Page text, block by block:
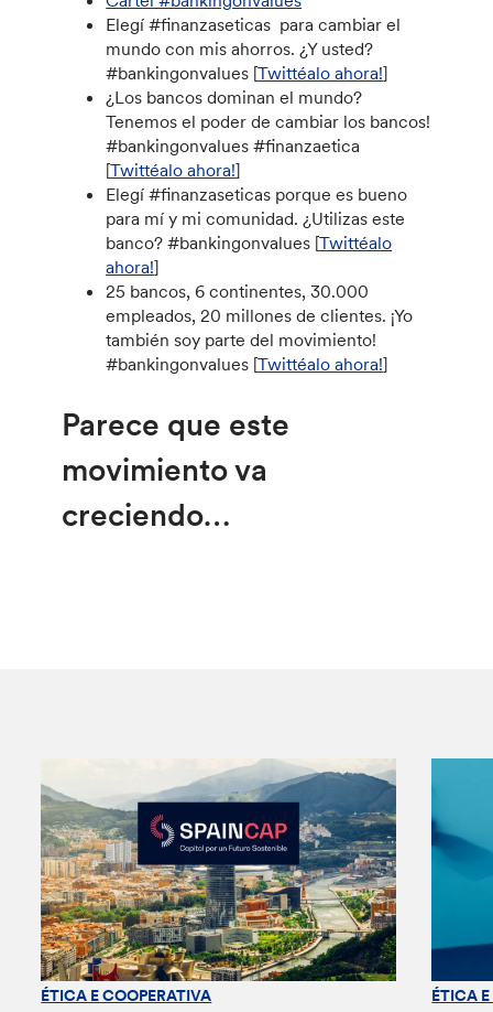
Elegí #finanzaseticas para cambiar el
mundo con mis ahorros. ¿Y usted?
#bankingonvalues ​​[Twittéalo ahora!]
¿Los bancos dominan el mundo?
Tenemos el poder de cambiar los bancos!
#bankingonvalues ​​#finanzaetica
[Twittéalo ahora!]
Elegí #finanzaseticas porque es bueno
para mí y mi comunidad. ¿Utilizas este
banco? #bankingonvalues ​​[Twittéalo
ahora!]
25 bancos, 6 continentes, 30.000
empleados, 20 millones de clientes. ¡Yo
también soy parte del movimiento!
#bankingonvalues ​​[Twittéalo ahora!]
Parece que este
movimiento va
creciendo…
ÉTICA E COOPERATIVA ÉTICA